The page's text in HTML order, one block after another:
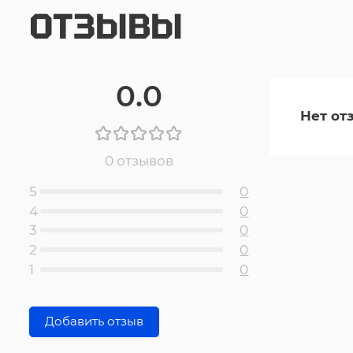
ОТЗЫВЫ
0.0
0 отзывов
5
0
4
0
3
0
2
0
1
0
Добавить отзыв
Нет